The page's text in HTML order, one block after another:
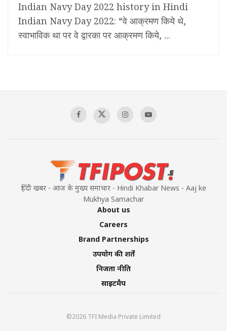
Indian Navy Day 2022 history in Hindi
Indian Navy Day 2022: “वे आक्रमण किये थे,
स्वाभाविक था पर वे द्वारका पर आक्रमण किये, ...
हिंदी खबर - आज के मुख्य समाचार - Hindi Khabar News - Aaj ke
Mukhya Samachar
About us
Careers
Brand Partnerships
उपयोग की शर्तें
निजता नीति
साइटमैप
©2026 TFI Media Private Limited